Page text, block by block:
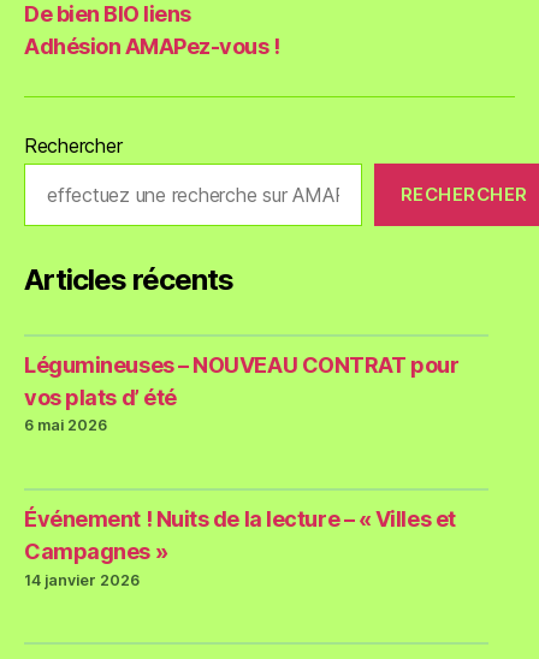
De bien BIO liens
Adhésion AMAPez-vous !
Rechercher
RECHERCHER
Articles récents
Légumineuses – NOUVEAU CONTRAT pour
vos plats d’ été
6 mai 2026
Événement ! Nuits de la lecture – « Villes et
Campagnes »
14 janvier 2026